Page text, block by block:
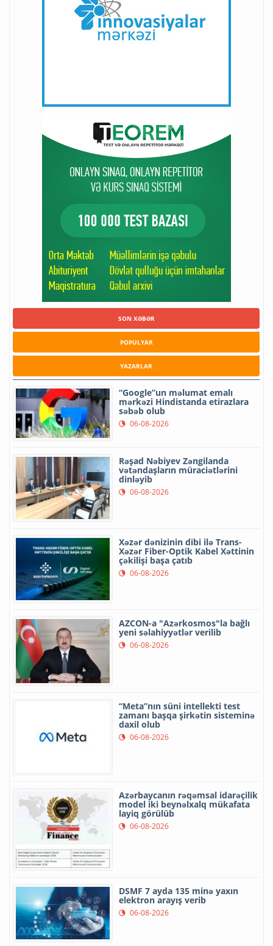
SON XƏBƏR
POPULYAR
YAZARLAR
“Google”un məlumat emalı
mərkəzi Hindistanda etirazlara
səbəb olub
06-08-2026
Rəşad Nəbiyev Zəngilanda
vətəndaşların müraciətlərini
dinləyib
06-08-2026
Xəzər dənizinin dibi ilə Trans-
Xəzər Fiber-Optik Kabel Xəttinin
çəkilişi başa çatıb
06-08-2026
AZCON-a "Azərkosmos"la bağlı
yeni səlahiyyətlər verilib
06-08-2026
“Meta”nın süni intellekti test
zamanı başqa şirkətin sisteminə
daxil olub
06-08-2026
Azərbaycanın rəqəmsal idarəçilik
model iki beynəlxalq mükafata
layiq görülüb
06-08-2026
DSMF 7 ayda 135 minə yaxın
elektron arayış verib
06-08-2026